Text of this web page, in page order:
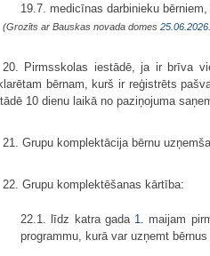
19.7. medicīnas darbinieku
(Grozīts ar Bauskas novada domes 25.06.2026.
20. Pirmsskolas iestādē, ja ir brīva
bērnam, kurš ir reģistrēts
10 dienu laikā no paziņojuma
21. Grupu komplektācija bērnu
22. Grupu komplektēšanas kārtība:
22.1. līdz katra gada 1. maijam
programmu, kurā var uzņemt